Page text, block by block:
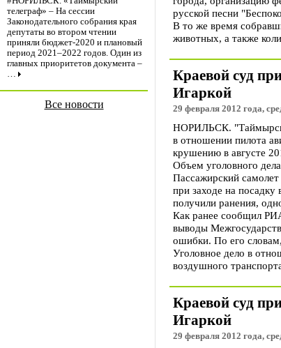
телеграф» – На сессии
Законодательного собрания края
депутаты во втором чтении
приняли бюджет-2020 и плановый
период 2021–2022 годов. Один из
главных приоритетов документа –
…
Все новости
русской песни
В то же время
животных, а также
Краевой суд
Игаркой
29 февраля 2012 года,
НОРИЛЬСК.
в отношении пилота
крушению в августе
Объем уголовного
Пассажирский
при заходе на
получили ранения,
Как ранее сообщил
выводы
ошибки. По его
Уголовное дело в
воздушного
Краевой суд
Игаркой
29 февраля 2012 года,